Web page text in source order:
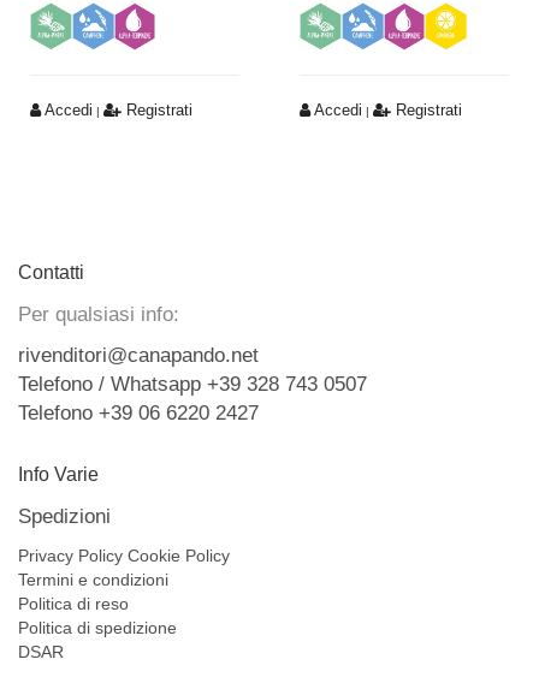
Accedi Registrati Accedi Registrati
Contatti
Per qualsiasi info:
rivenditori@canapando.net
Telefono / Whatsapp +39 328 743 0507
Telefono +39 06 6220 2427
Info Varie
Spedizioni
Privacy Policy Cookie Policy
Termini e condizioni
Politica di reso
Politica di spedizione
DSAR